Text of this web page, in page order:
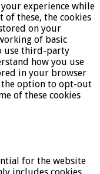
experience while
of these, the cookies
on your
of basic
use third-party
how you use
in your browser
the option to opt-out
of these cookies
for the website